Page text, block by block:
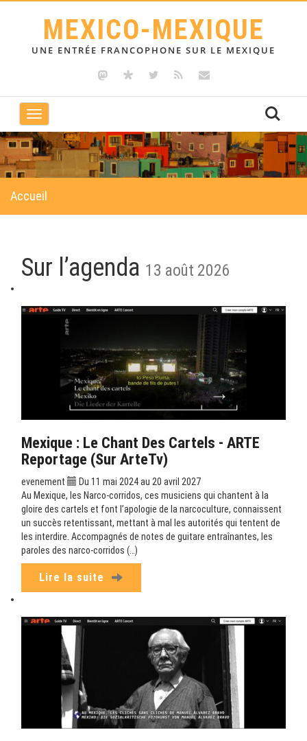
MEXICO-MEXIQUE
UNE ENTRÉE FRANCOPHONE SUR LE MEXIQUE
Toggle
navigation
Accueil
Sur l’agenda 13 août 2026
Mexique : Le Chant Des Cartels - ARTE
Reportage (sur ArteTv)
evenement
Du 11 mai 2024 au 20 avril 2027
Au Mexique, les Narco-corridos, ces musiciens qui chantent à la
gloire des cartels et font l’apologie de la narcoculture, connaissent
un succès retentissant, mettant à mal les autorités qui tentent de
les interdire. Accompagnés de notes de guitare entraînantes, les
paroles des narco-corridos (…)
Lire la suite